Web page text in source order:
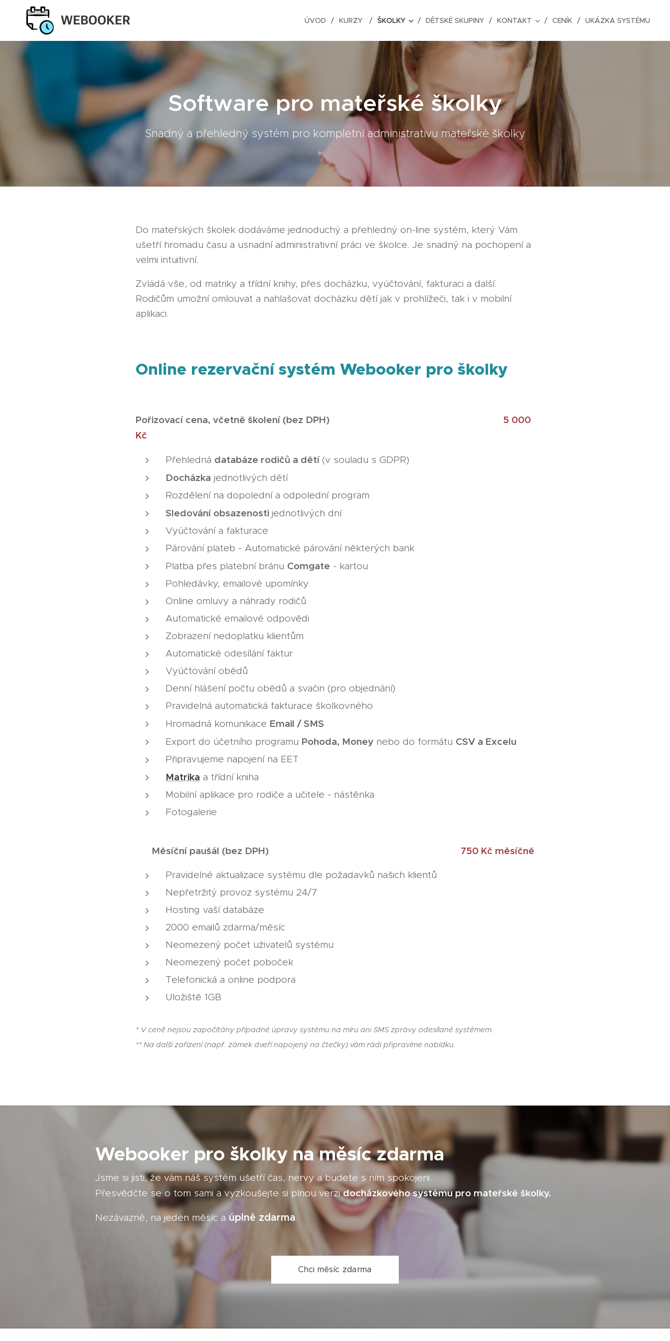
WEBOOKER ÚVOD KURZY ŠKOLKY DĚTSKÉ SKUPINY KONTAKT CENÍK UKÁZKA SYSTÉMU
Software pro mateřské školky
Snadný a přehledný systém pro kompletní administrativu mateřské školky
Do mateřských školek dodáváme jednoduchý a přehledný on-line systém, který Vám
ušetří hromadu času a usnadní administrativní práci ve školce. Je snadný na pochopení a
velmi intuitivní.
Zvládá vše, od matriky a třídní knihy, přes docházku, vyúčtování, fakturaci a další.
Rodičům umožní omlouvat a nahlašovat docházku dětí jak v prohlížeči, tak i v mobilní
aplikaci.
Online rezervační systém Webooker pro školky
Pořizovací cena, včetně školení (bez DPH)
5 000
Kč
Přehledná databáze rodičů a dětí (v souladu s GDPR)
Docházka jednotlivých dětí
Rozdělení na dopolední a odpolední program
Sledování obsazenosti jednotlivých dní
Vyúčtování a fakturace
Párování plateb - Automatické párování některých bank
Platba přes platební bránu Comgate - kartou
Pohledávky, emailové upomínky
Online omluvy a náhrady rodičů
Automatické emailové odpovědi
Zobrazení nedoplatku klientům
Automatické odesílání faktur
Vyúčtování obědů
Denní hlášení počtu obědů a svačin (pro objednání)
Pravidelná automatická fakturace školkovného
Hromadná komunikace Email / SMS
Export do účetního programu Pohoda, Money nebo do formátu CSV a Excelu
Připravujeme napojení na EET
Matrika a třídní kniha
Mobilní aplikace pro rodiče a učitele - nástěnka
Fotogalerie
Měsíční paušál (bez DPH) 750 Kč měsíčně
Pravidelné aktualizace systému dle požadavků našich klientů
Nepřetržitý provoz systému 24/7
Hosting vaší databáze
2000 emailů zdarma/měsíc
Neomezený počet uživatelů systému
Neomezený počet poboček
Telefonická a online podpora
Uložiště 1GB
* V ceně nejsou započítány případné úpravy systému na míru ani SMS zprávy odesílané systémem.
** Na další zařízení (např. zámek dveří napojený na čtečky) vám rádi připravíme nabídku.
Webooker pro školky na měsíc zdarma
Jsme si jisti, že vám náš systém ušetří čas, nervy a budete s ním spokojeni.
Přesvědčte se o tom sami a vyzkoušejte si plnou verzidocházkového systému pro mateřské školky.
Nezávazně, na jeden měsíc a úplně zdarma.
Chci měsíc zdarma